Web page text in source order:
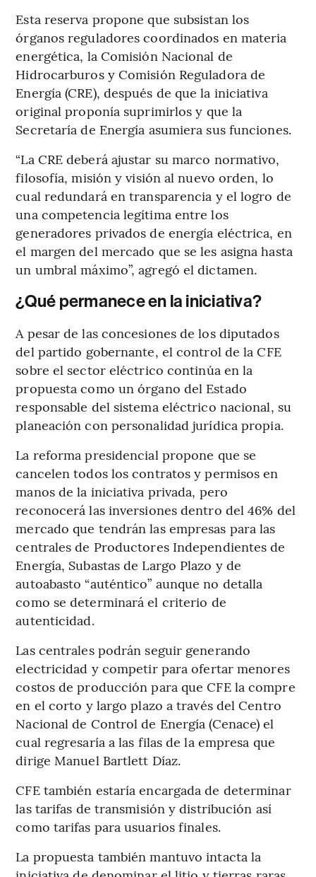
Esta reserva propone que subsistan los
órganos reguladores coordinados en materia
energética, la Comisión Nacional de
Hidrocarburos y Comisión Reguladora de
Energía (CRE), después de que la iniciativa
original proponía suprimirlos y que la
Secretaría de Energía asumiera sus funciones.
“La CRE deberá ajustar su marco normativo,
filosofía, misión y visión al nuevo orden, lo
cual redundará en transparencia y el logro de
una competencia legítima entre los
generadores privados de energía eléctrica, en
el margen del mercado que se les asigna hasta
un umbral máximo”, agregó el dictamen.
¿Qué permanece en la iniciativa?
A pesar de las concesiones de los diputados
del partido gobernante, el control de la CFE
sobre el sector eléctrico continúa en la
propuesta como un órgano del Estado
responsable del sistema eléctrico nacional, su
planeación con personalidad jurídica propia.
La reforma presidencial propone que se
cancelen todos los contratos y permisos en
manos de la iniciativa privada, pero
reconocerá las inversiones dentro del 46% del
mercado que tendrán las empresas para las
centrales de Productores Independientes de
Energía, Subastas de Largo Plazo y de
autoabasto “auténtico” aunque no detalla
como se determinará el criterio de
autenticidad.
Las centrales podrán seguir generando
electricidad y competir para ofertar menores
costos de producción para que CFE la compre
en el corto y largo plazo a través del Centro
Nacional de Control de Energía (Cenace) el
cual regresaría a las filas de la empresa que
dirige Manuel Bartlett Díaz.
CFE también estaría encargada de determinar
las tarifas de transmisión y distribución así
como tarifas para usuarios finales.
La propuesta también mantuvo intacta la